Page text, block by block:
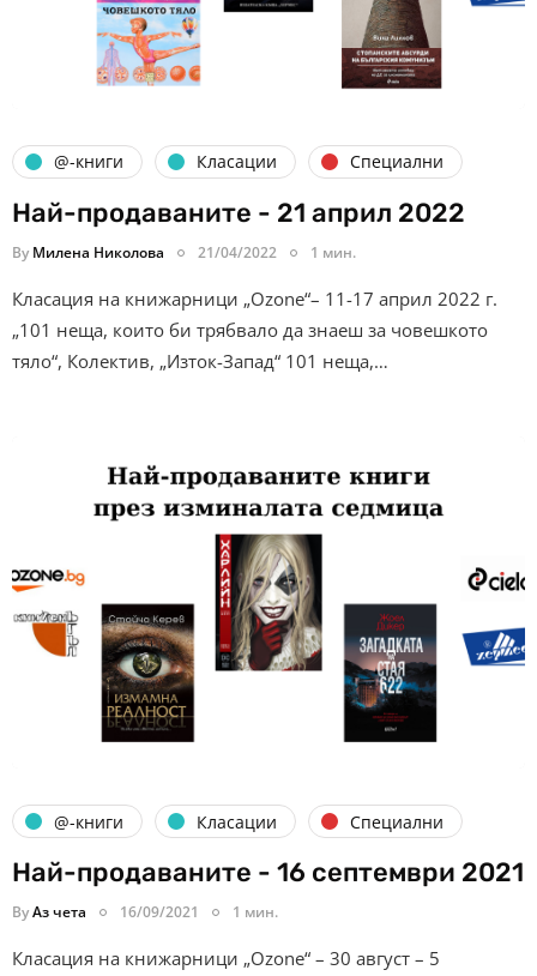
@-книги Класации Специални
Най-продаваните - 21 април 2022
By Милена Николова 21/04/2022 1 мин.
Класация на книжарници „Ozone“– 11-17 април 2022 г.
„101 неща, които би трябвало да знаеш за човешкото
тяло“, Колектив, „Изток-Запад“ 101 неща,…
@-книги Класации Специални
Най-продаваните - 16 септември 2021
ByАз чета 16/09/2021 1 мин.
Класация на книжарници „Ozone“ – 30 август – 5